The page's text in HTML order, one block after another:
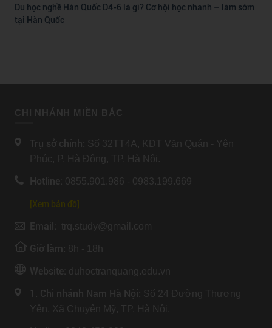
Du học nghề Hàn Quốc D4-6 là gì? Cơ hội học nhanh – làm sớm
tại Hàn Quốc
CHI NHÁNH MIỀN BẮC
Trụ sở chính: Số 32TT4A, KĐT Văn Quán - Yên
Phúc, P. Hà Đông, TP. Hà Nội.
Hotline: 0855.901.986 - 0983.199.669
[Xem bản đồ]
Email: trq.study@gmail.com
Giờ làm: 8h - 18h
Website: duhoctranquang.edu.vn
1. Chi nhánh Nam Hà Nội: Số 24 Đường Thượng
Yên, Xã Chuyên Mỹ, TP. Hà Nội.